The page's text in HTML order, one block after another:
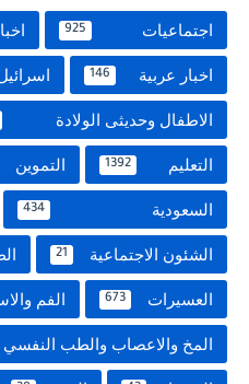
اجتماعيات 925
اخبار عربية 146
الاطفال وحديثى الولادة
التعليم 1392 التموين
السعودية 434
الشئون الاجتماعية 21
العسيرات 673 الفم
المخ والاعصاب والطب النفسي